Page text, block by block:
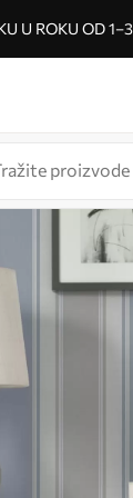
U ROKU OD